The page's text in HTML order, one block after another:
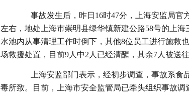
事故发生后，昨日16时47分，上海安监局官
左右，地处上海市崇明县绿华镇新建公路58号的上
水池内从事清理工作时倒下，其他8位员工进行施救
场救援处置，目前9人中2人已经清醒，其余7人被送
上海安监部门表示，经初步调查，事故系食
毒所致。目前，上海市安全监管局已牵头组织事故调